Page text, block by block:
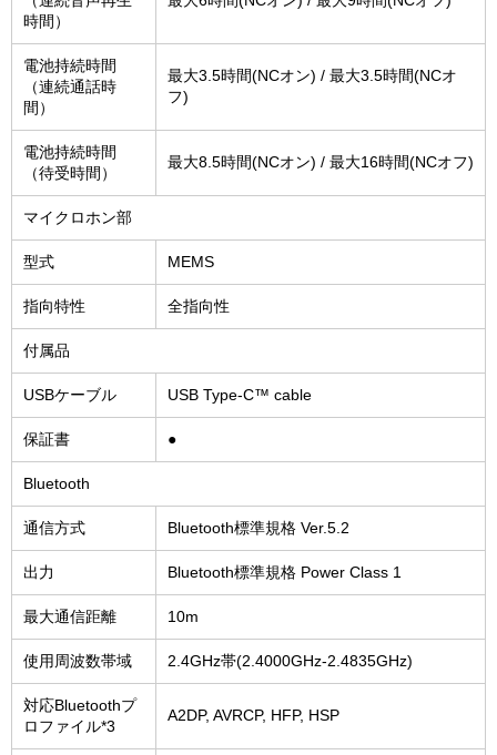
時間）
電池持続時間
（連続通話時
間）
最大3.5時間(NCオン) / 最大3.5時間(NCオ
フ)
電池持続時間
（待受時間）
最大8.5時間(NCオン) / 最大16時間(NCオフ)
マイクロホン部
型式 MEMS
指向特性 全指向性
付属品
USBケーブル USB Type-C™ cable
保証書 ●
Bluetooth
通信方式 Bluetooth標準規格 Ver.5.2
出力 Bluetooth標準規格 Power Class 1
最大通信距離 10m
使用周波数帯域 2.4GHz帯(2.4000GHz-2.4835GHz)
対応Bluetoothプ
ロファイル*3
A2DP, AVRCP, HFP, HSP